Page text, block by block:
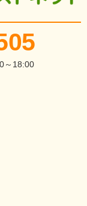
～18:00